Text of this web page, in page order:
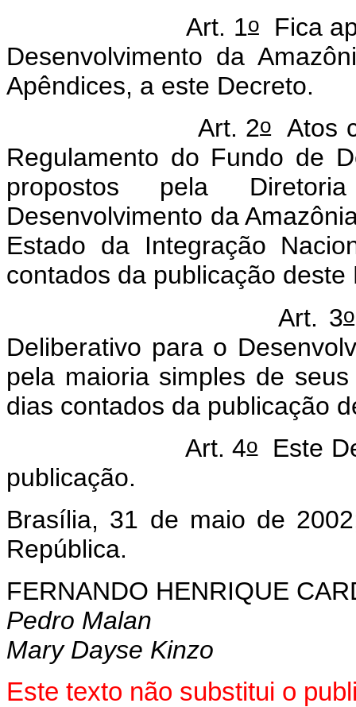
Art. 1oFica
Desenvolvimento da
Apêndices, a este Decreto.
Art. 2oAtos
Regulamento do Fundo de
propostos pela
Desenvolvimento da
Estado da Integração
contados da publicação deste
Art. 3o
Deliberativo para o
pela maioria simples de
dias contados da publicação
Art. 4o
Este
publicação.
Brasília, 31 de maio de
República.
FERNANDO HENRIQUE
Pedro Malan
Mary Dayse Kinzo
Este texto não substitui o